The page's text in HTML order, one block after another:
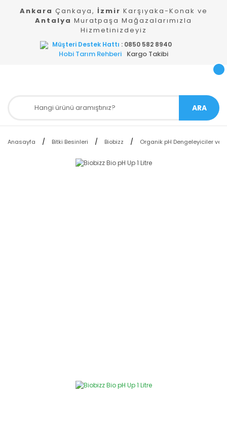
Ankara Çankaya, İzmir Karşıyaka-Konak ve
Antalya Muratpaşa Mağazalarımızla
Hizmetinizdeyiz
Müşteri Destek Hattı : 0850 582 8940
Hobi Tarım Rehberi Kargo Takibi
ARA
Anasayfa Bitki Besinleri Biobizz Organik pH Dengeleyiciler ve